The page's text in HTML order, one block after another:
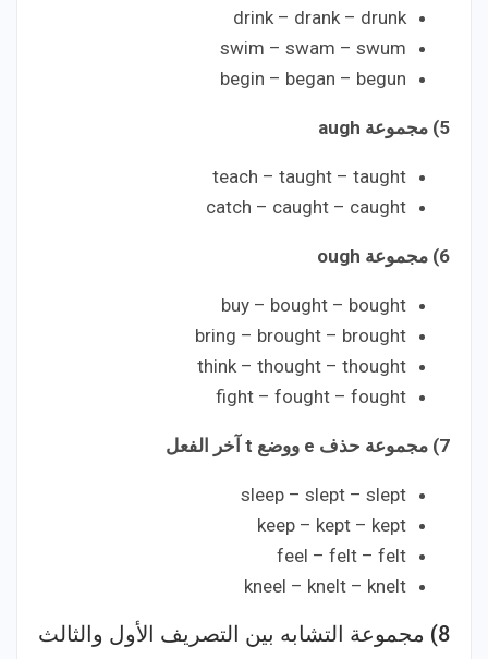
drink – drank – drunk
swim – swam – swum
begin – began – begun
5) مجموعة augh
teach – taught – taught
catch – caught – caught
6) مجموعة ough
buy – bought – bought
bring – brought – brought
think – thought – thought
fight – fought – fought
7) مجموعة حذف e ووضع t آخر الفعل
sleep – slept – slept
keep – kept – kept
feel – felt – felt
kneel – knelt – knelt
8) مجموعة التشابه بين التصريف الأول والثالث